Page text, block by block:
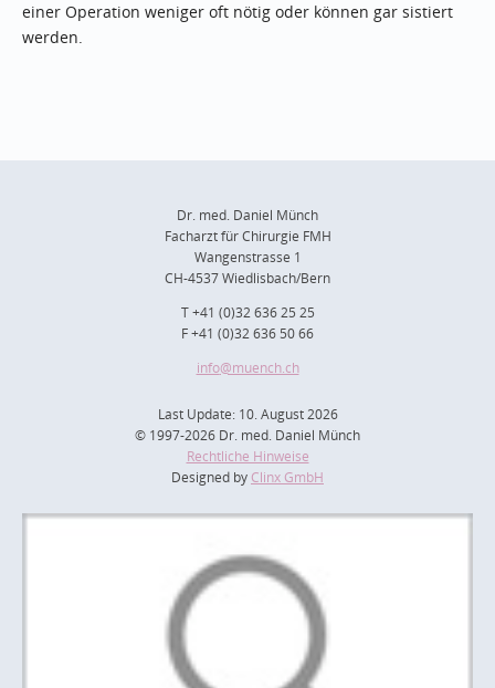
einer Operation weniger oft nötig oder können gar sistiert
werden.
Dr. med. Daniel Münch
Facharzt für Chirurgie FMH
Wangenstrasse 1
CH-4537 Wiedlisbach/Bern
T +41 (0)32 636 25 25
F +41 (0)32 636 50 66
info@muench.ch
Last Update: 10. August 2026
© 1997-2026 Dr. med. Daniel Münch
Rechtliche Hinweise
Designed by Clinx GmbH